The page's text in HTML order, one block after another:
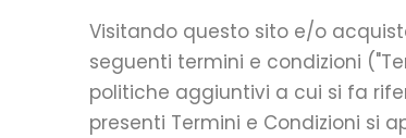
Visitando questo sito e/o
seguenti termini e condizioni
politiche aggiuntivi a cui si fa
presenti Termini e Condizioni si